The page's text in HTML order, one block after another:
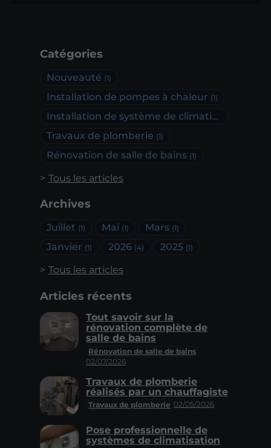
Catégories
Nouveauté (1)
Installation de pompes à chaleur (1)
Installation de système de climatisation
Travaux de plomberie (1)
Rénovation de salle de bains (1)
Tous les articles
Archives
Juillet (1) Mai (1) Mars (1)
Janvier (1) 2026 (4) 2025 (1)
Tous les articles
Articles récents
Rénovation de salle de bains
02/07/2026
Tout savoir sur la
rénovation complète de
salle de bains
Travaux de plomberie 02/05/2026
Travaux de plomberie
réalisés par un chauffagiste
Pose professionnelle de
systèmes de climatisation